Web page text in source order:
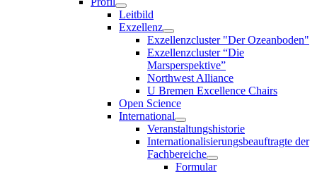
Leitbild
Exzellenz
Exzellenzcluster "Der Ozeanboden"
Exzellenzcluster “Die
Marsperspektive”
Northwest Alliance
U Bremen Excellence Chairs
Open Science
International
Veranstaltungshistorie
Internationalisierungsbeauftragte der
Fachbereiche
Formular